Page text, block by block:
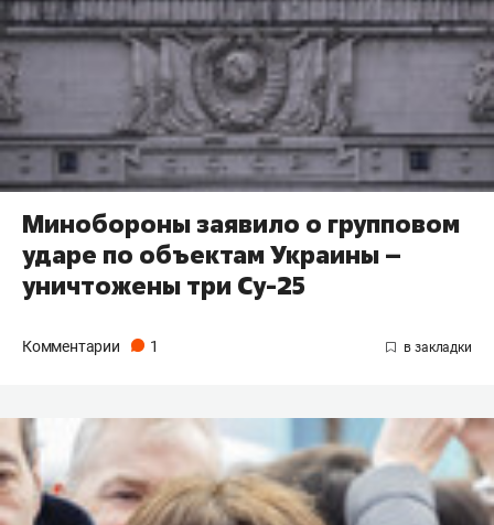
Минобороны заявило о групповом
ударе по объектам Украины –
уничтожены три Су-25
Комментарии 1